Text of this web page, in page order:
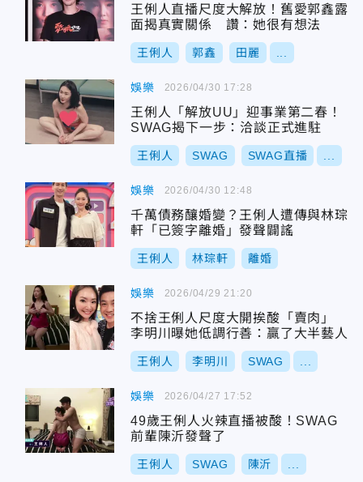
王俐人直播尺度大解放！舊愛郭鑫露
面揭真實關係 讚：她很有想法
王俐人 郭鑫 田麗
娛樂
王俐人「解放UU」迎事業第二春！
SWAG揭下一步：洽談正式進駐
王俐人 SWAG SWAG直播
2026/04/30 17:28
娛樂
千萬債務釀婚變？王俐人遭傳與林琮
軒「已簽字離婚」發聲闢謠
王俐人 林琮軒 離婚
2026/04/30 12:48
娛樂
不捨王俐人尺度大開挨酸「賣肉」
李明川曝她低調行善：贏了大半藝人
王俐人 李明川 SWAG
2026/04/29 21:20
娛樂
49歲王俐人火辣直播被酸！SWAG
前輩陳沂發聲了
王俐人 SWAG 陳沂
2026/04/27 17:52